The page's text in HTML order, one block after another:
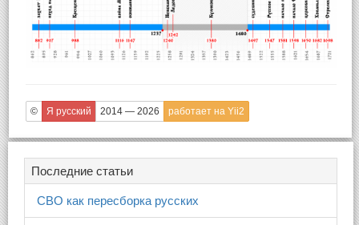
© Я русский 2014 — 2026 работает на Yii2
Последние статьи
СВО как пересборка русских